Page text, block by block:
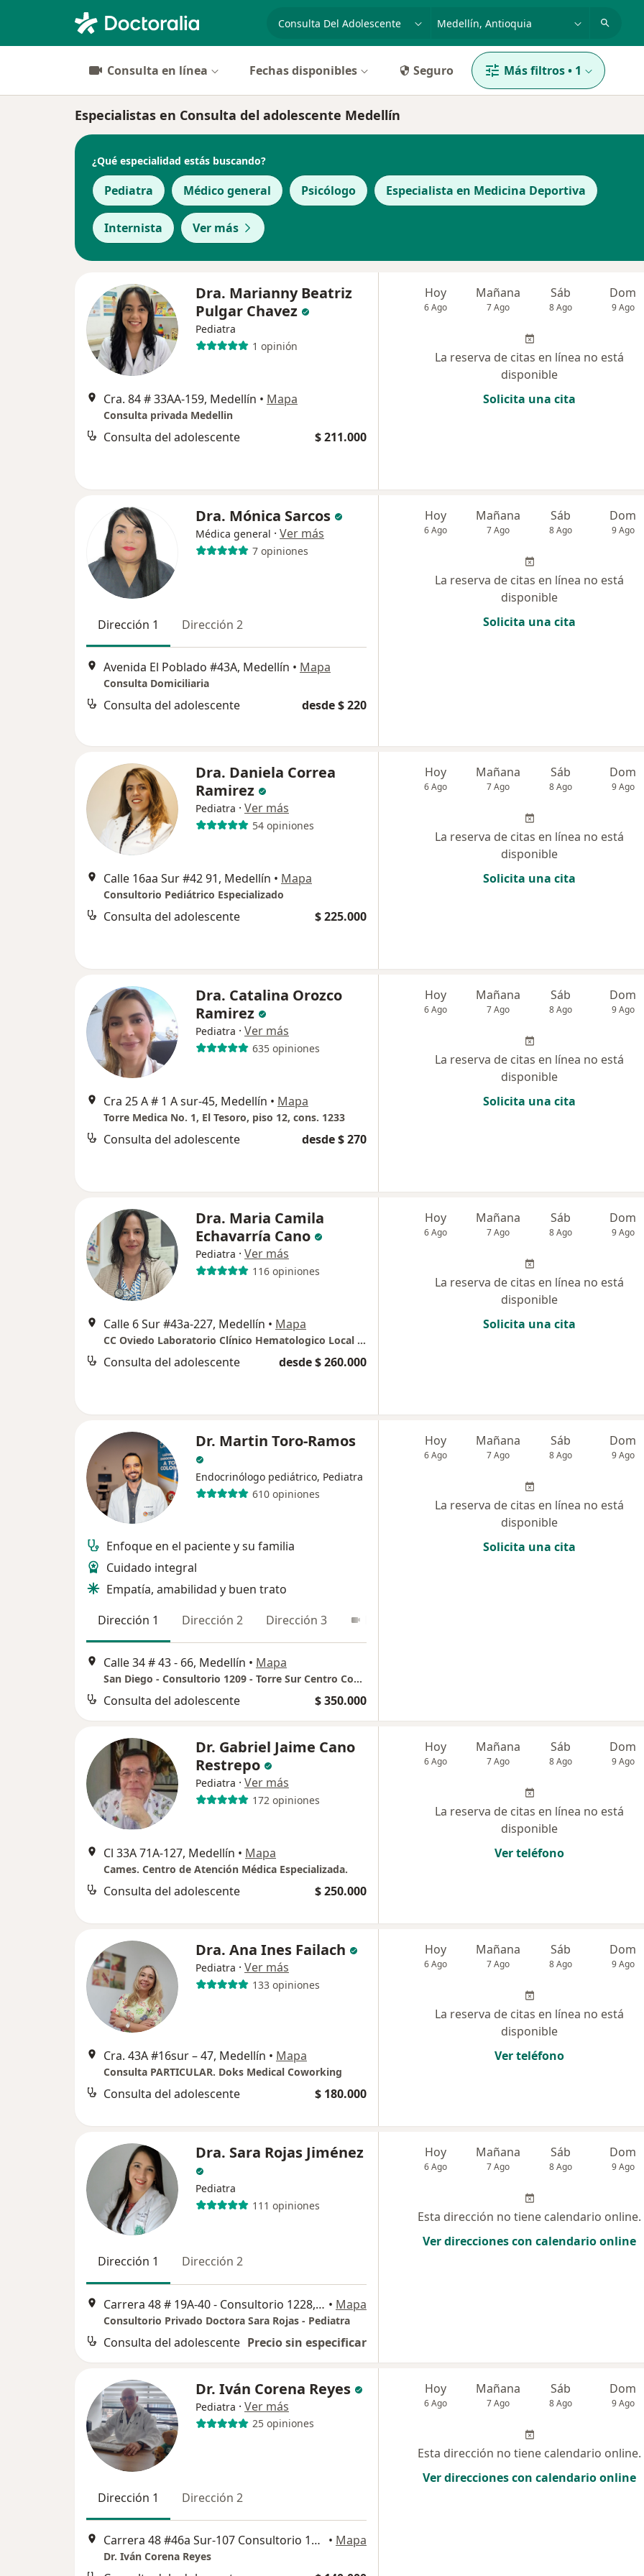
p. ej. Bogotá
Consulta en línea Fechas disponibles Seguro Más filtros• 1
Especialistas en Consulta del adolescente Medellín
¿Qué especialidad estás buscando?
Pediatra Médico general Psicólogo Especialista en Medicina Deportiva
Internista Ver más
Dra. Marianny Beatriz
Pulgar Chavez
Pediatra
1 opinión
Cra. 84 # 33AA-159, Medellín • Mapa
Consulta privada Medellin
Consulta del adolescente $ 211.000
Hoy
6 Ago
Mañana
7 Ago
Sáb
8 Ago
Dom
9 Ago
La reserva de citas en línea no está
disponible
Solicita una cita
Dra. Mónica Sarcos
Médica general · Ver más
7 opiniones
Dirección 1 Dirección 2
Avenida El Poblado #43A, Medellín • Mapa
Consulta Domiciliaria
Consulta del adolescente desde $ 220
Hoy
6 Ago
Mañana
7 Ago
Sáb
8 Ago
Dom
9 Ago
La reserva de citas en línea no está
disponible
Solicita una cita
Dra. Daniela Correa
Ramirez
Pediatra · Ver más
54 opiniones
Calle 16aa Sur #42 91, Medellín • Mapa
Consultorio Pediátrico Especializado
Consulta del adolescente $ 225.000
Hoy
6 Ago
Mañana
7 Ago
Sáb
8 Ago
Dom
9 Ago
La reserva de citas en línea no está
disponible
Solicita una cita
Dra. Catalina Orozco
Ramirez
Pediatra · Ver más
635 opiniones
Cra 25 A # 1 A sur-45, Medellín • Mapa
Torre Medica No. 1, El Tesoro, piso 12, cons. 1233
Consulta del adolescente desde $ 270
Hoy
6 Ago
Mañana
7 Ago
Sáb
8 Ago
Dom
9 Ago
La reserva de citas en línea no está
disponible
Solicita una cita
Dra. Maria Camila
Echavarría Cano
Pediatra · Ver más
116 opiniones
Calle 6 Sur #43a-227, Medellín • Mapa
CC Oviedo Laboratorio Clínico Hematologico Local 106 ( al lado de Mikaela)
Consulta del adolescente desde $ 260.000
Hoy
6 Ago
Mañana
7 Ago
Sáb
8 Ago
Dom
9 Ago
La reserva de citas en línea no está
disponible
Solicita una cita
Dr. Martin Toro-Ramos
Endocrinólogo pediátrico, Pediatra
610 opiniones
Enfoque en el paciente y su familia
Cuidado integral
Empatía, amabilidad y buen trato
Dirección 1
Dirección 2 Dirección 3
Calle 34 # 43 - 66, Medellín • Mapa
San Diego - Consultorio 1209 - Torre Sur Centro Comercial San Diego
Consulta del adolescente $ 350.000
Hoy
6 Ago
Mañana
7 Ago
Sáb
8 Ago
Dom
9 Ago
La reserva de citas en línea no está
disponible
Solicita una cita
Dr. Gabriel Jaime Cano
Restrepo
Pediatra · Ver más
172 opiniones
Cl 33A 71A-127, Medellín • Mapa
Cames. Centro de Atención Médica Especializada.
Consulta del adolescente $ 250.000
Hoy
6 Ago
Mañana
7 Ago
Sáb
8 Ago
Dom
9 Ago
La reserva de citas en línea no está
disponible
Ver teléfono
Dra. Ana Ines Failach
Pediatra · Ver más
133 opiniones
Cra. 43A #16sur – 47, Medellín • Mapa
Consulta PARTICULAR. Doks Medical Coworking
Consulta del adolescente $ 180.000
Hoy
6 Ago
Mañana
7 Ago
Sáb
8 Ago
Dom
9 Ago
La reserva de citas en línea no está
disponible
Ver teléfono
Dra. Sara Rojas Jiménez
Pediatra
111 opiniones
Dirección 1 Dirección 2
Carrera 48 # 19A-40 - Consultorio 1228, Medellín • Mapa
Consultorio Privado Doctora Sara Rojas - Pediatra
Consulta del adolescente Precio sin especificar
Hoy
6 Ago
Mañana
7 Ago
Sáb
8 Ago
Dom
9 Ago
Esta dirección no tiene calendario online.
Ver direcciones con calendario online
Dr. Iván Corena Reyes
Pediatra · Ver más
25 opiniones
Dirección 1 Dirección 2
Carrera 48 #46a Sur-107 Consultorio 1220, Envigado • Mapa
Dr. Iván Corena Reyes
Hoy
6 Ago
Mañana
7 Ago
Sáb
8 Ago
Dom
9 Ago
Esta dirección no tiene calendario online.
Ver direcciones con calendario online